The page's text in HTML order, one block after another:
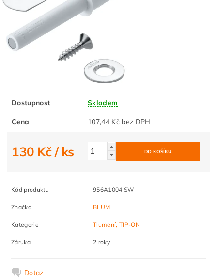
Dostupnost Skladem
Cena 107,44 Kč bez DPH
130 Kč/ ks
Kód produktu 956A1004 SW
Značka BLUM
Kategorie Tlumení, TIP-ON
Záruka 2 roky
Dotaz